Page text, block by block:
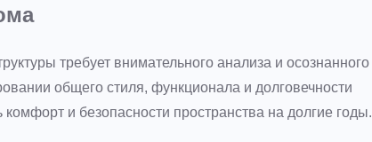
требует внимательного анализа и осознанного
общего стиля, функционала и долговечности
и безопасности пространства на долгие годы.